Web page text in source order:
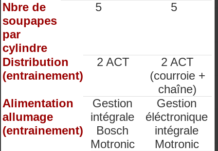
Nbre de
soupapes
par
cylindre
5 5
Distribution
(entrainement)
2 ACT
2 ACT
(courroie +
chaîne)
Alimentation
allumage
(entrainement)
Gestion
intégrale
Bosch
Motronic
Gestion
éléctronique
intégrale
Motronic